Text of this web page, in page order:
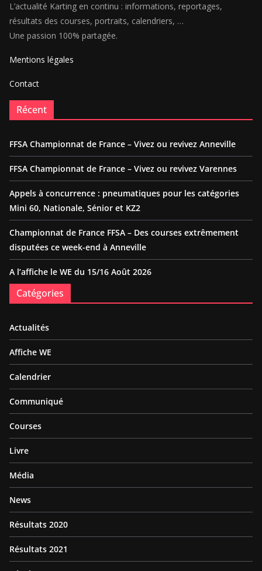
L’actualité Karting en continu : informations, reportages,
résultats des courses, portraits, calendriers, …
Une passion 100% partagée.
Mentions légales
Contact
Récent
FFSA Championnat de France – Vivez ou revivez Anneville
FFSA Championnat de France – Vivez ou revivez Varennes
Appels à concurrence : pneumatiques pour les catégories
Mini 60, Nationale, Sénior et KZ2
Championnat de France FFSA – Des courses extrêmement
disputées ce week-end à Anneville
A l’affiche le WE du 15/16 Août 2026
Catégories
Actualités
Affiche WE
Calendrier
Communiqué
Courses
Livre
Média
News
Résultats 2020
Résultats 2021